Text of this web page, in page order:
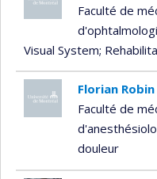
Faculté de
Visual System;
Florian Robin
Faculté de
douleur